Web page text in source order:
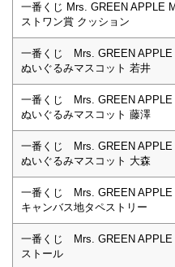
一番くじ Mrs. GREEN APPLE
ストワン賞 クッション
一番くじ Mrs. GREEN APPLE
ぬいぐるみマスコット 若井
一番くじ Mrs. GREEN APPLE
ぬいぐるみマスコット 藤澤
一番くじ Mrs. GREEN APPLE
ぬいぐるみマスコット 大森
一番くじ Mrs. GREEN APPLE
キャンバス地タペストリー
一番くじ Mrs. GREEN APPLE
ストール